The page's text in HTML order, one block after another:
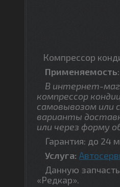
Компрессор
Применяемость:
В интернет-
компрессор
самовывозом или
варианты
или через форму
Гарантия: до 24
Услуга:
Данную
«Редкар».